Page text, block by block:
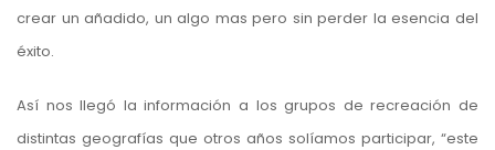
crear un añadido, un algo mas pero sin perder la esencia del
éxito.
Así nos llegó la información a los grupos de recreación de
distintas geografías que otros años solíamos participar, “este